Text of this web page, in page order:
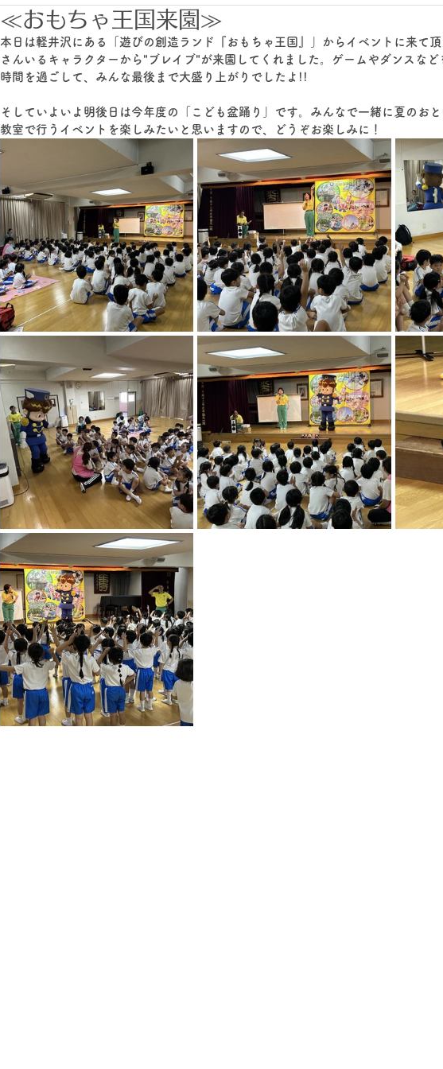
≪おもちゃ王国来園≫
本日は軽井沢にある「遊びの創造ランド『おもちゃ王国』」からイベントに来て
さんいるキャラクターから"ブレイブ"が来園してくれました。ゲームやダンスな
時間を過ごして、みんな最後まで大盛り上がりでしたよ!!
そしていよいよ明後日は今年度の「こども盆踊り」です。みんなで一緒に夏のお
教室で行うイベントを楽しみたいと思いますので、どうぞお楽しみに！